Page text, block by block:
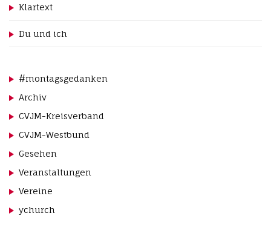
o
n
Klartext
Du und ich
#montagsgedanken
Archiv
CVJM-Kreisverband
CVJM-Westbund
Gesehen
Veranstaltungen
Vereine
ychurch